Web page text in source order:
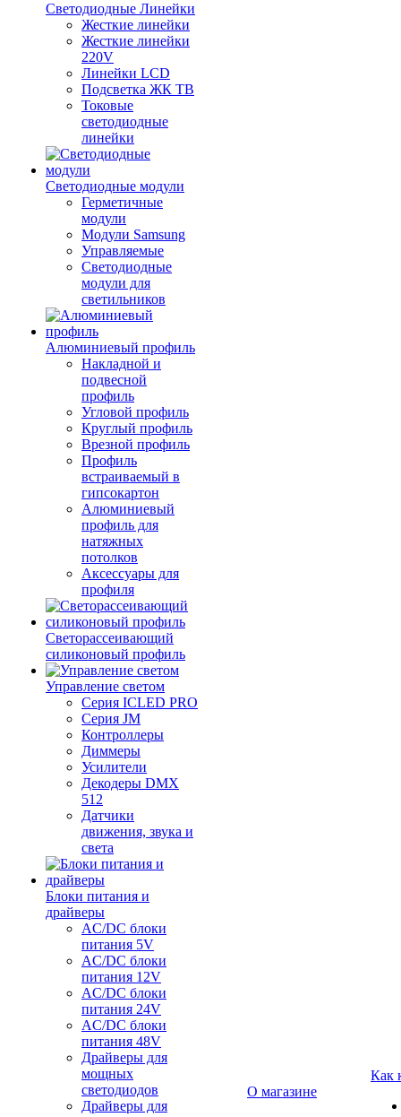
Светодиодные Линейки
Жесткие линейки
Жесткие линейки
220V
Линейки LCD
Подсветка ЖК ТВ
Токовые
светодиодные
линейки
Светодиодные модули
Герметичные
модули
Модули Samsung
Управляемые
Светодиодные
модули для
светильников
Алюминиевый профиль
Накладной и
подвесной
профиль
Угловой профиль
Круглый профиль
Врезной профиль
Профиль
встраиваемый в
гипсокартон
Алюминиевый
профиль для
натяжных
потолков
Аксессуары для
профиля
Светорассеивающий
силиконовый профиль
Управление светом
Серия ICLED PRO
Серия JM
Контроллеры
Диммеры
Усилители
Декодеры DMX
512
Датчики
движения, звука и
света
Блоки питания и
драйверы
AC/DC блоки
питания 5V
AC/DC блоки
питания 12V
AC/DC блоки
питания 24V
AC/DC блоки
питания 48V
Драйверы для
мощных
светодиодов
Драйверы для
О магазине
Как